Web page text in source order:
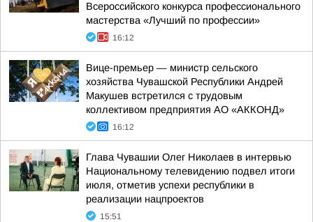
Всероссийского конкурса профессионального
мастерства «Лучший по профессии»
16:12
Вице-премьер — министр сельского
хозяйства Чувашской Республики Андрей
Макушев встретился с трудовым
коллективом предприятия АО «АККОНД»
16:12
Глава Чувашии Олег Николаев в интервью
Национальному телевидению подвел итоги
июля, отметив успехи республики в
реализации нацпроектов
15:51